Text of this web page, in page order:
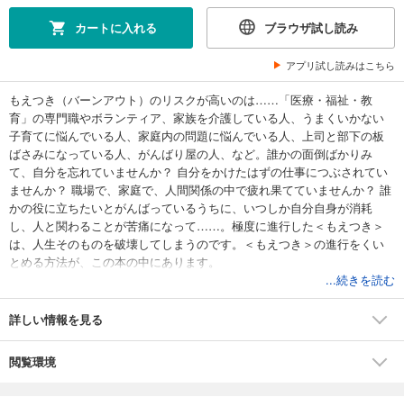
カートに入れる ブラウザ試し読み
アプリ試し読みはこちら
もえつき（バーンアウト）のリスクが高いのは……「医療・福祉・教
育」の専門職やボランティア、家族を介護している人、うまくいかない
子育てに悩んでいる人、家庭内の問題に悩んでいる人、上司と部下の板
ばさみになっている人、がんばり屋の人、など。誰かの面倒ばかりみ
て、自分を忘れていませんか？ 自分をかけたはずの仕事につぶされてい
ませんか？ 職場で、家庭で、人間関係の中で疲れ果てていませんか？ 誰
かの役に立ちたいとがんばっているうちに、いつしか自分自身が消耗
し、人と関わることが苦痛になって……。極度に進行した＜もえつき＞
は、人生そのものを破壊してしまうのです。＜もえつき＞の進行をくい
とめる方法が、この本の中にあります。
...続きを読む
詳しい情報を見る
閲覧環境